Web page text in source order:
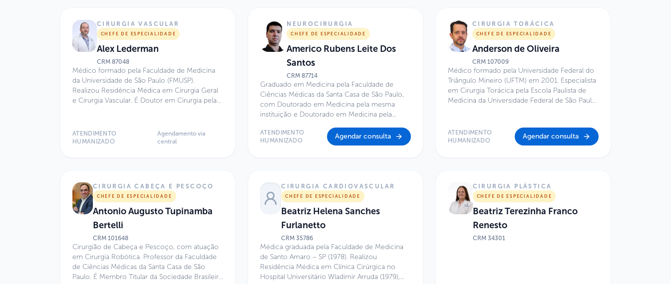
CIRURGIA VASCULAR
CHEFE DE ESPECIALIDADE
Alex Lederman
CRM 87048
Médico formado pela Faculdade de Medicina
da Universidade de São Paulo (FMUSP).
Realizou Residência Médica em Cirurgia Geral
e Cirurgia Vascular. É Doutor em Cirurgia pela
USP. Possui Título de Especialista em Cirurgia
Vascular e Endovascular pelas Sociedades
ATENDIMENTO
HUMANIZADO
Agendamento via
central
NEUROCIRURGIA
CHEFE DE ESPECIALIDADE
Americo Rubens Leite Dos
Santos
CRM87714
Graduado em Medicina pela Faculdade de
Ciências Médicas da Santa Casa de São Paulo,
com Doutorado em Medicina pela mesma
instituição e Doutorado em Medicina pela
Alemanha. Atua como médico neurocirurgião
na Irmandade da Santa Casa de Misericórdia de
Multidisciplinar de Cirurgia da Base do Crânio
da Santa Casa de São Paulo. Integra o Corpo
Clínico do Centro de Excelência do Hospital
Infantil Sabará, com atuação nas áreas de
Neurocirurgia Minimamente Invasiva,
Neuroendoscopia, Cirurgia Endoscópica da
Base do Crânio, Tumores de Hipófise,
Aneurismas Cerebrais e Hidrocefalia.
ATENDIMENTO
HUMANIZADO
Agendar consulta
CIRURGIA TORÁCICA
CHEFE DE ESPECIALIDADE
Anderson de Oliveira
CRM 107009
Médico formado pela Universidade Federal do
Triângulo Mineiro (UFTM) em 2001. Especialista
em Cirurgia Torácica pela Escola Paulista de
Medicina da Universidade Federal de São Paulo
Cirurgia Torácica do GRAACC-EPM desde
dezembro de 2007. É Coordenador e Chefe da
Torácico.
ATENDIMENTO
HUMANIZADO
Agendar consulta
CIRURGIA CABEÇA E PESCOÇO
CHEFE DE ESPECIALIDADE
Antonio Augusto Tupinamba
Bertelli
CRM 101648
Cirurgião de Cabeça e Pescoço, com atuação
em Cirurgia Robótica. Professor da Faculdade
de Ciências Médicas da Santa Casa de São
Paulo. É Membro Titular da Sociedade Brasileira
CIRURGIA CARDIOVASCULAR
CHEFE DE ESPECIALIDADE
Beatriz Helena Sanches
Furlanetto
CRM35786
Médica graduada pela Faculdade de Medicina
de Santo Amaro – SP (1978). Realizou
Residência Médica em Clínica Cirúrgica no
Hospital Universitário Wladimir Arruda (1979),
CIRURGIA PLÁSTICA
CHEFE DE ESPECIALIDADE
Beatriz Terezinha Franco
Renesto
CRM 34301